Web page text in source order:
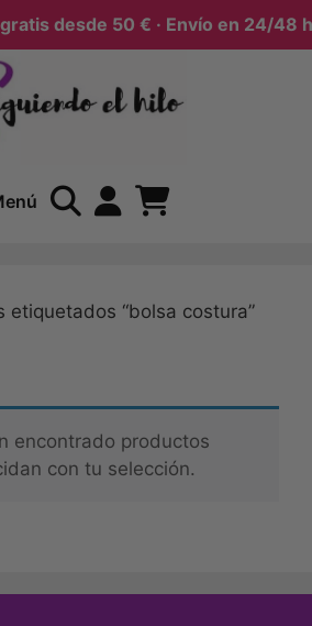
desde 50 € · Envío en 24/48 h
etiquetados “bolsa costura”
encontrado productos
con tu selección.